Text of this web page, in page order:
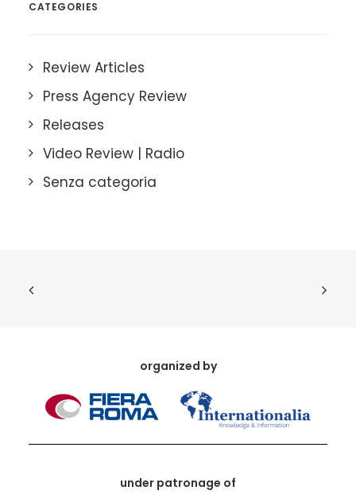
CATEGORIES
Review Articles
Press Agency Review
Releases
Video Review | Radio
Senza categoria
organized by
under patronage of